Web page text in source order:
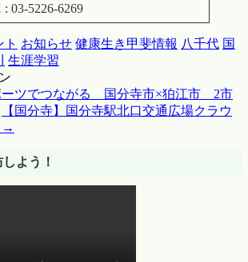
03-5226-6269
ト お知らせ 健康生き甲斐情報 八千代 国
生涯学習
ーツでつながる 国分寺市×狛江市 2市
【国分寺】国分寺駅北口交通広場クラウ
→
よう！